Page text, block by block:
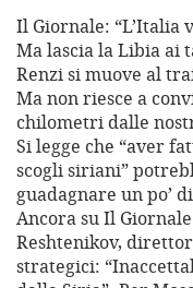
Il Giornale: “L’Italia
Ma lascia la Libia ai
Renzi si muove al
Ma non riesce a
chilometri dalle
Si legge che “aver
scogli siriani”
guadagnare un po’
Ancora su Il
Reshtenikov,
strategici: